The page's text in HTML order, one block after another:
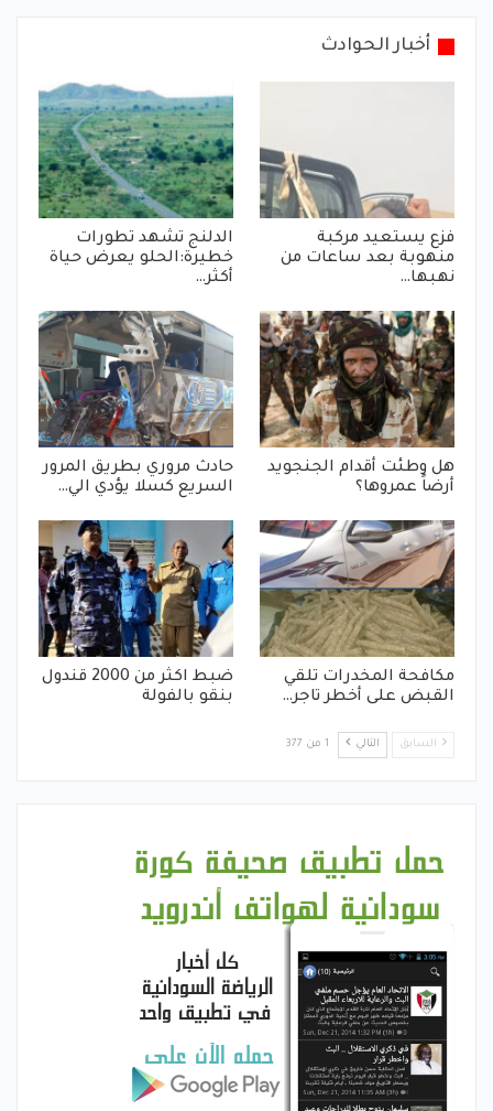
أخبار الحوادث
فزع يستعيد مركبة
منهوبة بعد ساعات من
نهبها…
الدلنج تشهد تطورات
خطيرة:الحلو يعرض حياة
أكثر…
هل وطئت أقدام الجنجويد
أرضاً عمروها؟
حادث مروري بطريق المرور
السريع كسلا يؤدي الي…
مكافحة المخدرات تلقي
القبض على أخطر تاجر…
ضبط اكثر من 2000 قندول
بنقو بالفولة
السابق التالي 1 من 377